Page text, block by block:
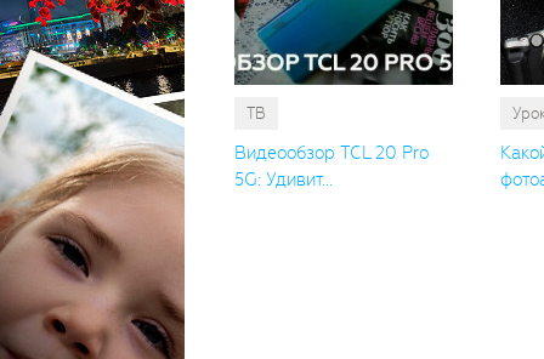
ТВ
Видеообзор TCL 20 Pro
5G: Удивит...